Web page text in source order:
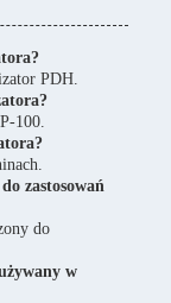
PDH.
100.
zastosowań
do
w